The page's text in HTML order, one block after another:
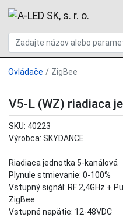
Ovládače ZigBee
V5-L (WZ) riadiaca
SKU: 40223
Výrobca: SKYDANCE
Riadiaca jednotka 5-kanálová
Plynule stmievanie: 0-100%
Vstupný signál: RF 2,4GHz +
ZigBee
Vstupné napätie: 12-48VDC